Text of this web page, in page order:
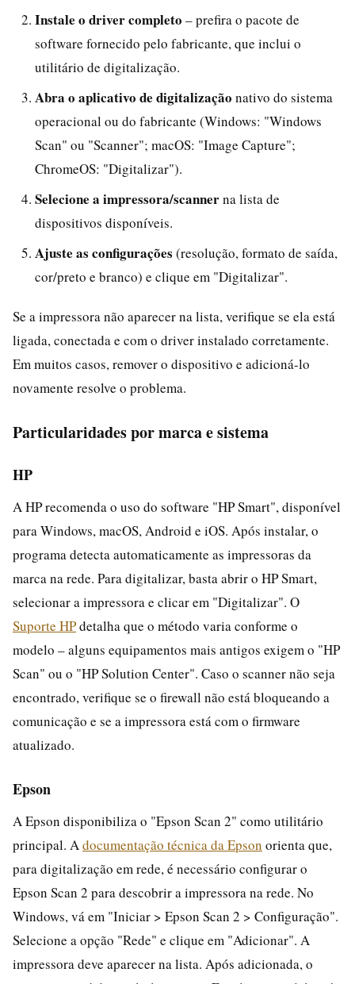
Instale o driver completo – prefira o pacote de
software fornecido pelo fabricante, que inclui o
utilitário de digitalização.
Abra o aplicativo de digitalização nativo do sistema
operacional ou do fabricante (Windows: "Windows
Scan" ou "Scanner"; macOS: "Image Capture";
ChromeOS: "Digitalizar").
Selecione a impressora/scannerna lista de
dispositivos disponíveis.
Ajuste as configurações (resolução, formato de saída,
cor/preto e branco) e clique em "Digitalizar".
Se a impressora não aparecer na lista, verifique se ela está
ligada, conectada e com o driver instalado corretamente.
Em muitos casos, remover o dispositivo e adicioná-lo
novamente resolve o problema.
Particularidades por marca e sistema
HP
A HP recomenda o uso do software "HP Smart", disponível
para Windows, macOS, Android e iOS. Após instalar, o
programa detecta automaticamente as impressoras da
marca na rede. Para digitalizar, basta abrir o HP Smart,
selecionar a impressora e clicar em "Digitalizar". O
Suporte HPdetalha que o método varia conforme o
modelo – alguns equipamentos mais antigos exigem o "HP
Scan" ou o "HP Solution Center". Caso o scanner não seja
encontrado, verifique se o firewall não está bloqueando a
comunicação e se a impressora está com o firmware
atualizado.
Epson
A Epson disponibiliza o "Epson Scan 2" como utilitário
principal. A documentação técnica da Epson orienta que,
para digitalização em rede, é necessário configurar o
Epson Scan 2 para descobrir a impressora na rede. No
Windows, vá em "Iniciar > Epson Scan 2 > Configuração".
Selecione a opção "Rede" e clique em "Adicionar". A
impressora deve aparecer na lista. Após adicionada, o